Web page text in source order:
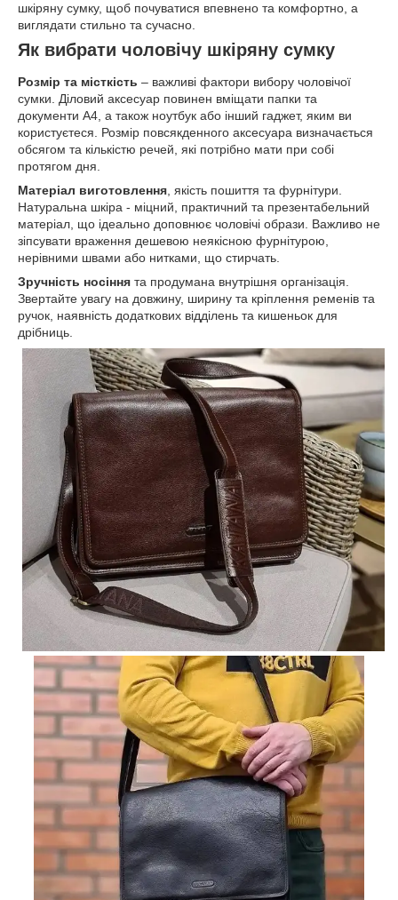
шкіряну сумку, щоб почуватися впевнено та комфортно, а
виглядати стильно та сучасно.
Як вибрати чоловічу шкіряну сумку
Розмір та місткість – важливі фактори вибору чоловічої
сумки. Діловий аксесуар повинен вміщати папки та
документи А4, а також ноутбук або інший гаджет, яким ви
користуєтеся. Розмір повсякденного аксесуара визначається
обсягом та кількістю речей, які потрібно мати при собі
протягом дня.
Матеріал виготовлення , якість пошиття та фурнітури.
Натуральна шкіра - міцний, практичний та презентабельний
матеріал, що ідеально доповнює чоловічі образи. Важливо не
зіпсувати враження дешевою неякісною фурнітурою,
нерівними швами або нитками, що стирчать.
Зручність носіння та продумана внутрішня організація.
Звертайте увагу на довжину, ширину та кріплення ременів та
ручок, наявність додаткових відділень та кишеньок для
дрібниць.